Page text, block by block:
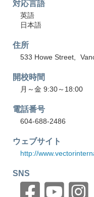
対応言語
英語
日本語
住所
533 Howe Street
開校時間
月～金 9:30～18:00
電話番号
604-688-2486
ウェブサイト
http://
SNS